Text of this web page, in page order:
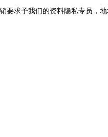
要求予我们的资料隐私专员，